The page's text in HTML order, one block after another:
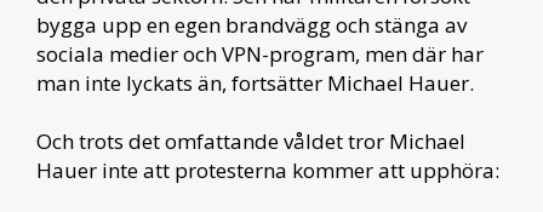
bygga upp en egen brandvägg och stänga av
sociala medier och VPN-program, men där har
man inte lyckats än, fortsätter Michael Hauer.
Och trots det omfattande våldet tror Michael
Hauer inte att protesterna kommer att upphöra: